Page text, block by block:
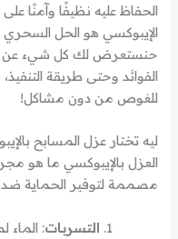
الحفاظ عليه نظيفًا وآمنًا
الإيبوكسي هو الحل السحري
حنستعرض لك كل شيء
الفوائد وحتى طريقة
للغوص من دون مشاكل!
ليه تختار عزل المسابح
العزل بالإيبوكسي ما هو
مصممة لتوفير الحماية ضد
التسربات: الماء